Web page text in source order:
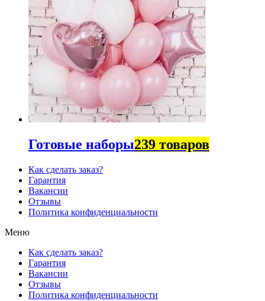
Готовые наборы239 товаров
Как сделать заказ?
Гарантия
Вакансии
Отзывы
Политика конфиденциальности
Меню
Как сделать заказ?
Гарантия
Вакансии
Отзывы
Политика конфиденциальности